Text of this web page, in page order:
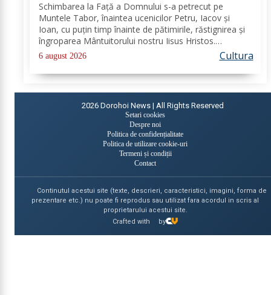
Schimbarea la Față a Domnului s-a petrecut pe
Muntele Tabor, înaintea ucenicilor Petru, Iacov și
Ioan, cu puțin timp înainte de pătimirile, răstignirea și
îngroparea Mântuitorului nostru Iisus Hristos.
Urcându-Se pe munte, Hristos-Domnul S-a depărtat
puţin de ucenici şi, suindu-Se pe un loc mai...
6 august 2026 Cultura
2026 Dorohoi News | All Rights Reserved
Setari cookies
Despre noi
Politica de confidențialitate
Politica de utilizare cookie-uri
Termeni și condiții
Contact
Continutul acestui site (texte, descrieri, caracteristici, imagini, forma de
prezentare etc.) nu poate fi reprodus sau utilizat fara acordul in scris al
proprietarului acestui site.
Crafted with
by